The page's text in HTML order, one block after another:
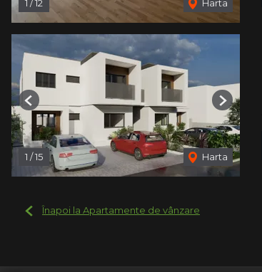
1 /12 Harta
1 /15 Harta
Previous Next
Înapoi la Apartamente de vânzare